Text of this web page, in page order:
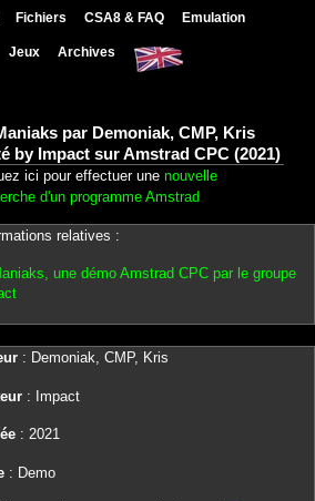
Fichiers CSA8 & FAQ Emulation
Jeux Archives
par Demoniak, CMP, Kris
by Impact sur Amstrad CPC (2021)
ici pour effectuer une nouvelle
d'un programme Amstrad
relatives :
une démo Amstrad CPC par le groupe
: Demoniak, CMP, Kris
: Impact
: 2021
: Demo